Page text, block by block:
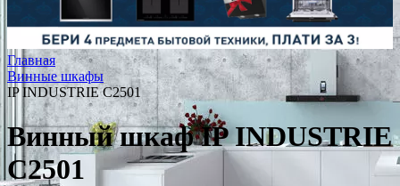
Главная
Винные шкафы
IP INDUSTRIE C2501
Винный шкаф IP INDUSTRIE
C2501